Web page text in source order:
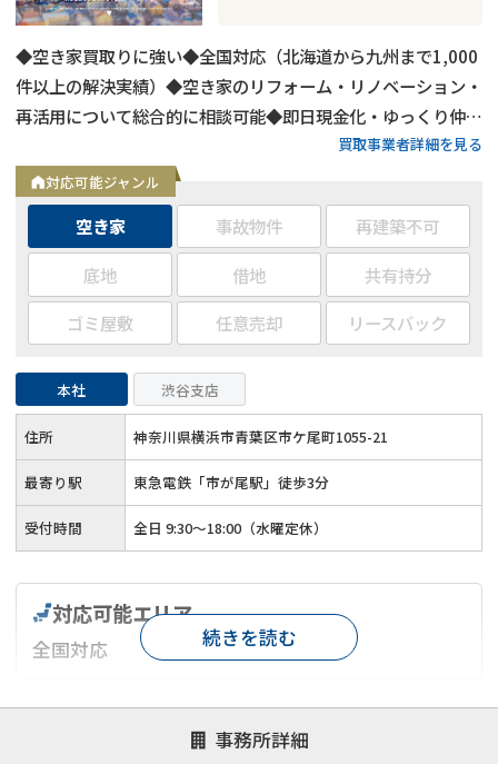
◆空き家買取りに強い◆全国対応（北海道から九州まで1,000
件以上の解決実績）◆空き家のリフォーム・リノベーション・
再活用について総合的に相談可能◆即日現金化・ゆっくり仲介
販売どちらも対応可◆約400名の士業パートナーと連携
買取事業者詳細を見る
対応可能ジャンル
空き家 事故物件
再建築不可
底地
借地
共有持分
ゴミ屋敷
任意売却 リースバック
本社 渋谷支店
住所 神奈川県横浜市青葉区市ケ尾町1055-21
最寄り駅 東急電鉄「市が尾駅」徒歩3分
受付時間 全日 9:30～18:00（水曜定休）
事務所詳細
対応可能エリア
全国対応
対応が親身 オンライン面談可能
レスポンスが早い
1億円以上の買取可
続きを読む